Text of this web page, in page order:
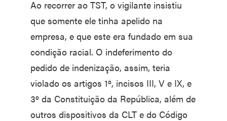
Ao recorrer ao TST, o vigilante insistiu
que somente ele tinha apelido na
empresa, e que este era fundado em sua
condição racial. O indeferimento do
pedido de indenização, assim, teria
violado os artigos 1º, incisos III, V e IX, e
3º da Constituição da República, além de
outros dispositivos da CLT e do Código